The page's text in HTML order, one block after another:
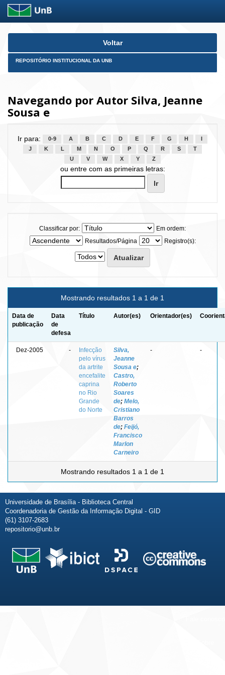
Skip
Voltar
REPOSITÓRIO INSTITUCIONAL DA UNB
Navegando por Autor Silva, Jeanne
Sousa e
Ir para: 0-9 A B C D E F G H
J
K L M N O P Q R S
T
U
V W X Y Z
ou entre com as primeiras letras:
Classificar por:
Em ordem:
Resultados/Página
Registro(s):
Mostrando resultados 1 a 1 de 1
Data de
publicação
Data
de
defesa
Título Autor(es) Orientador(es)
Dez-2005 -
Infecção
pelo vírus
da artrite
encefalite
caprina
no Rio
Grande
do Norte
Silva,
Jeanne
Sousa e;
Castro,
Roberto
Soares
de; Melo,
Cristiano
Barros
de; Feijó,
Francisco
Marlon
Carneiro
- -
Mostrando resultados 1 a 1 de 1
Universidade de Brasília - Biblioteca Central
Coordenadoria de Gestão da Informação Digital - GID
(61) 3107-2683
repositorio@unb.br